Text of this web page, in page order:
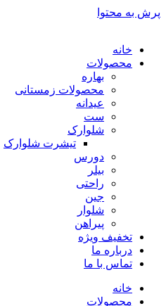
پرش به محتوا
خانه
محصولات
بهاره
محصولات زمستانی
عیدانه
ست
شلوارک
تیشرت شلوارک
دورس
بیلر
راحتی
جین
شلوار
پیراهن
تخفیف ویژه
درباره ما
تماس با ما
خانه
محصولات